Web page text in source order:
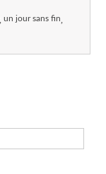
un jour sans fin